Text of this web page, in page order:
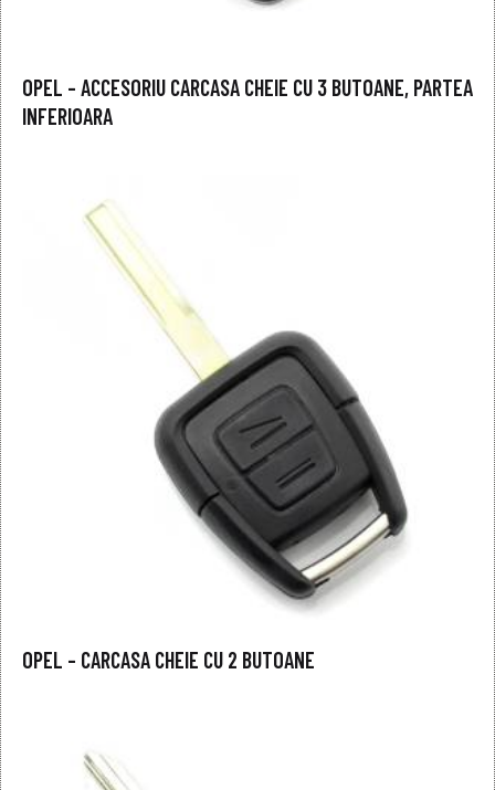
OPEL – ACCESORIU CARCASA CHEIE CU 3 BUTOANE, PARTEA
INFERIOARA
OPEL – CARCASA CHEIE CU 2 BUTOANE